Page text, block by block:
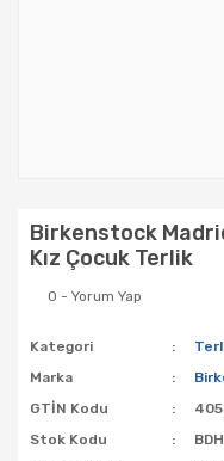
Birkenstock
Kız Çocuk Terlik
0 - Yorum Yap
Kategori
Marka
GTİN Kodu
Stok Kodu